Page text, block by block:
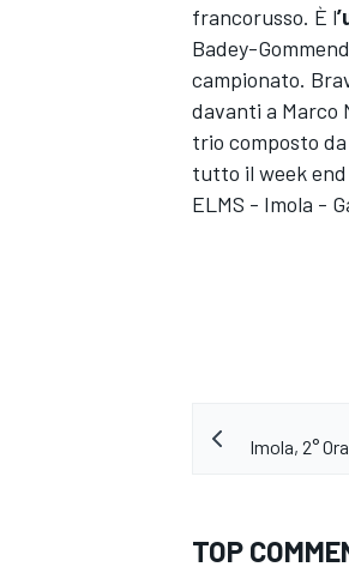
francorusso. È l
Badey-
campionato.
davanti a Marco
trio composto
tutto il week
ELMS - Imola -
Imola, 2°
TOP